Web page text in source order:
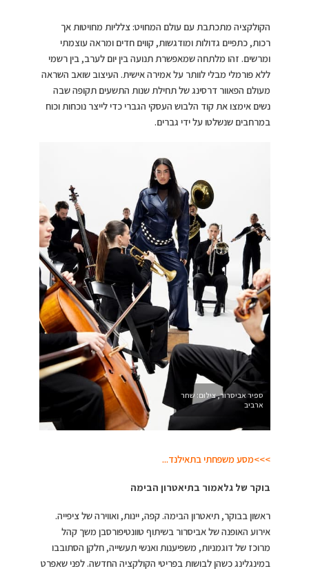
הקולקציה מתכתבת עם עולם המחויט: צלליות מחויטות אך
רכות, כתפיים גדולות ומודגשות, קווים חדים ומראה עוצמתי
ומרשים. זהו מלתחה שמאפשרת תנועה בין יום לערב, בין רשמי
ללא פורמלי מבלי לוותר על אמירה אישית. העיצוב שואב השראה
מעולם הפאוור דרסינג של תחילת שנות התשעים תקופה שבה
נשים אימצו את קוד הלבוש העסקי הגברי כדי לייצר נוכחות וכוח
במרחבים שנשלטו על ידי גברים.
ספיר אביסרור, צילום: שחר
ארביב
>>>מסע משפחתי בתאילנד...
בוקר של גלאמור בתיאטרון הבימה
ראשון בבוקר, תיאטרון הבימה. קפה, יינות, ואווירה של ציפייה.
אירוע האופנה של אביסרור בשיתוף טוונטיפורסבן משך קהל
מרוכז של דוגמניות, משפיענות ואנשי תעשייה, חלקן הסתובבו
במינגלינג כשהן לבושות בפריטי הקולקציה החדשה. לפני שאפרט